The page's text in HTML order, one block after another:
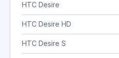
HTC Desire
HTC Desire HD
HTC Desire S